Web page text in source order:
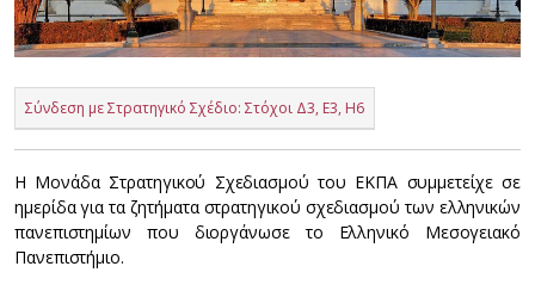
Σύνδεση με Στρατηγικό Σχέδιο: Στόχοι Δ3, Ε3, Η6
Η Μονάδα Στρατηγικού Σχεδιασμού του ΕΚΠΑ συμμετείχε σε
ημερίδα για τα ζητήματα στρατηγικού σχεδιασμού των ελληνικών
πανεπιστημίων που διοργάνωσε το Ελληνικό Μεσογειακό
Πανεπιστήμιο.